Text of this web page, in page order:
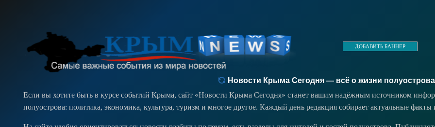
ДОБАВИТЬ БАННЕР
Новости Крыма Сегодня — всё о жизни полуострова
Если вы хотите быть в курсе событий Крыма, сайт «Новости Крыма Сегодня» станет вашим надёжным источником
полуострова: политика, экономика, культура, туризм и многое другое. Каждый день редакция собирает актуальные